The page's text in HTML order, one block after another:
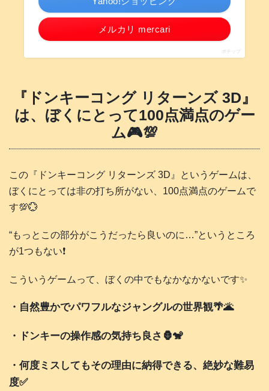
メルカリ mercari
ポチップ
『ドンキーコング リターンズ 3D』
は、ぼくにとって100点満点のゲー
ム🎮️💯
この『ドンキーコング リターンズ 3D』というゲームは、
ぼくにとっては非の打ち所がない、100点満点のゲームで
す💯💮
“もっとこの部分がこうだったら良いのに…”というところ
が1つもない❗️
こういうゲームって、ぼくの中でもなかなかないです✨
・自然豊かでパワフルなジャングルの世界観🌴🌋
・ドンキーの操作感の気持ち良さ🦍🐒
・何度ミスしてもその理由に納得できる、絶妙な難易
度✅